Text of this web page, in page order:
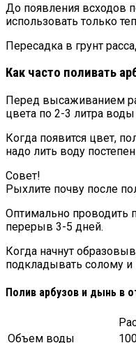
До появления всходов
использовать только
Пересадка в грунт
Как часто поливать
Перед высаживанием
цвета по 2-3 литра воды
Когда появится цвет,
надо лить воду
Совет!
Рыхлите почву после
Оптимально проводить
перерыв 3-5 дней.
Когда начнут
подкладывать солому и
Полив арбузов и дынь в
Объем воды